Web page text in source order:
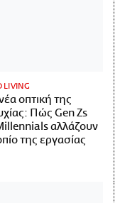
LIVING
οπτική της
Πώς Gen Zs
αλλάζουν
της εργασίας